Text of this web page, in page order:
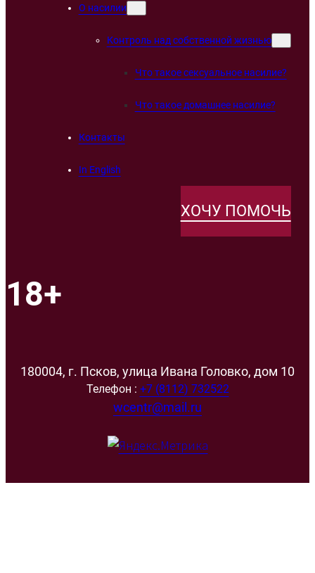
О насилии
Контроль над собственной жизнью
Что такое сексуальное насилие?
Что такое домашнее насилие?
Контакты
In English
ХОЧУ ПОМОЧЬ
18+
180004, г. Псков, улица Ивана Головко, дом 10
Телефон : +7 (8112) 732522
wcentr@mail.ru